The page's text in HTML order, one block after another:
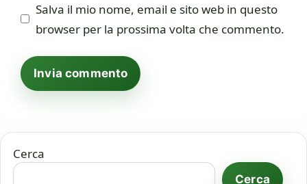
Salva il mio nome, email e sito web in questo
browser per la prossima volta che commento.
Cerca
Cerca